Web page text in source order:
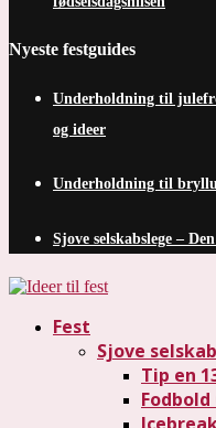
Nyeste festguides
Underholdning til
og ideer
Underholdning til
Sjove selskabslege –
Fest
Sjove
Tip en
Fodbold